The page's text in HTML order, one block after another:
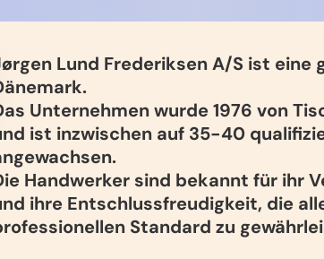
Lund Frederiksen A/S ist
Unternehmen wurde 1976 von
ist inzwischen auf 35-40
Handwerker sind bekannt für ihr
ihre Entschlussfreudigkeit, die
Standard zu